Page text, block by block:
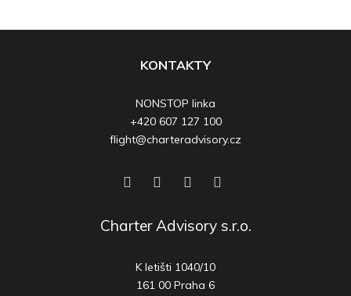
KONTAKTY
NONSTOP linka
+420 607 127 100
flight@charteradvisory.cz
Charter Advisory s.r.o.
K letišti 1040/10
161 00 Praha 6